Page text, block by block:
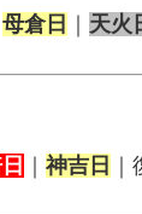
母倉日 天火
｜ 神吉日